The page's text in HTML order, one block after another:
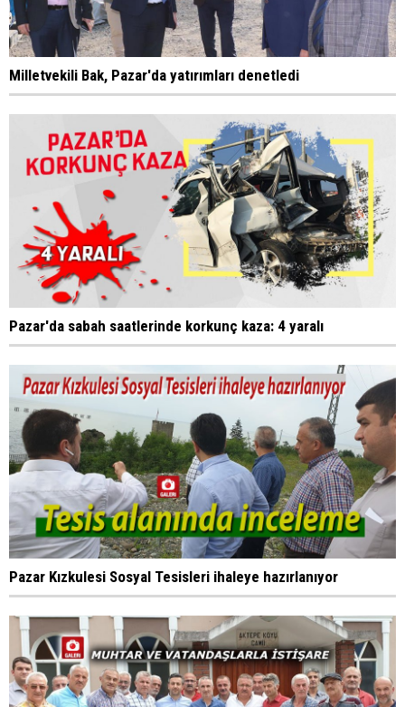
Milletvekili Bak, Pazar'da yatırımları denetledi
Pazar'da sabah saatlerinde korkunç kaza: 4 yaralı
Pazar Kızkulesi Sosyal Tesisleri ihaleye hazırlanıyor